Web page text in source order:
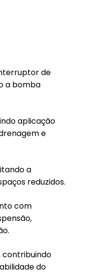
de
a bomba
aplicação
e
a
reduzidos.
com
do